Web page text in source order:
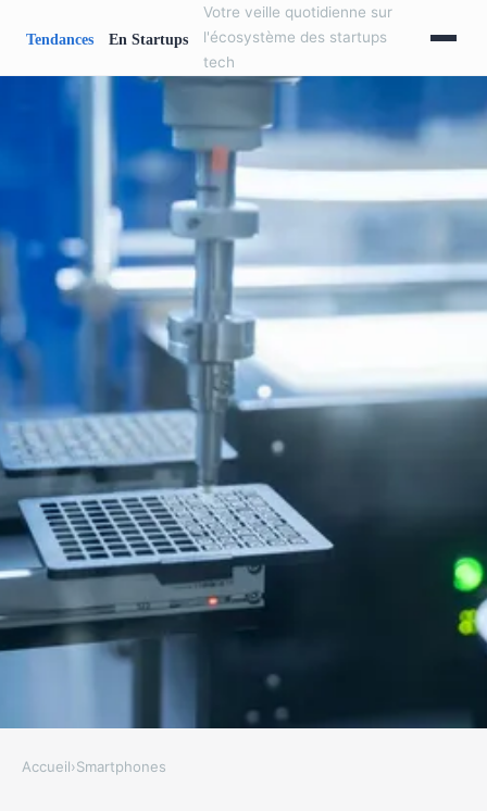
Votre veille quotidienne sur
l'écosystème des startups
tech
SMARTPHONES
Accueil›Smartphones